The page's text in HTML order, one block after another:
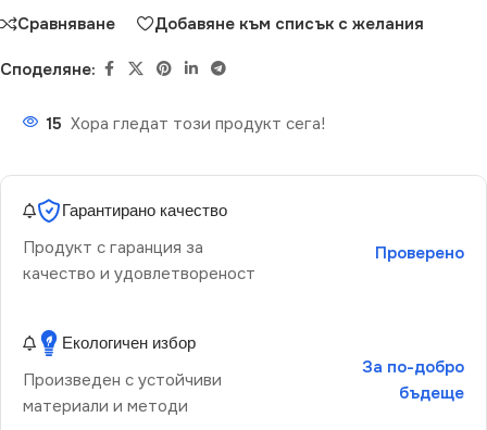
Сравняване Добавяне към списък с желания
Споделяне:
15 Хора гледат този продукт сега!
Гарантирано качество
Продукт с гаранция за
качество и удовлетвореност
Проверено
Екологичен избор
Произведен с устойчиви
материали и методи
За по-добро
бъдеще